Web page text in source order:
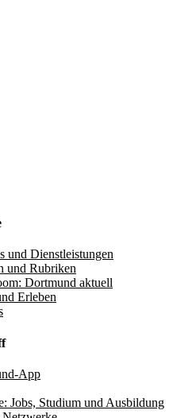
und Dienstleistungen
und Rubriken
Dortmund aktuell
Erleben
App
Jobs, Studium und Ausbildung